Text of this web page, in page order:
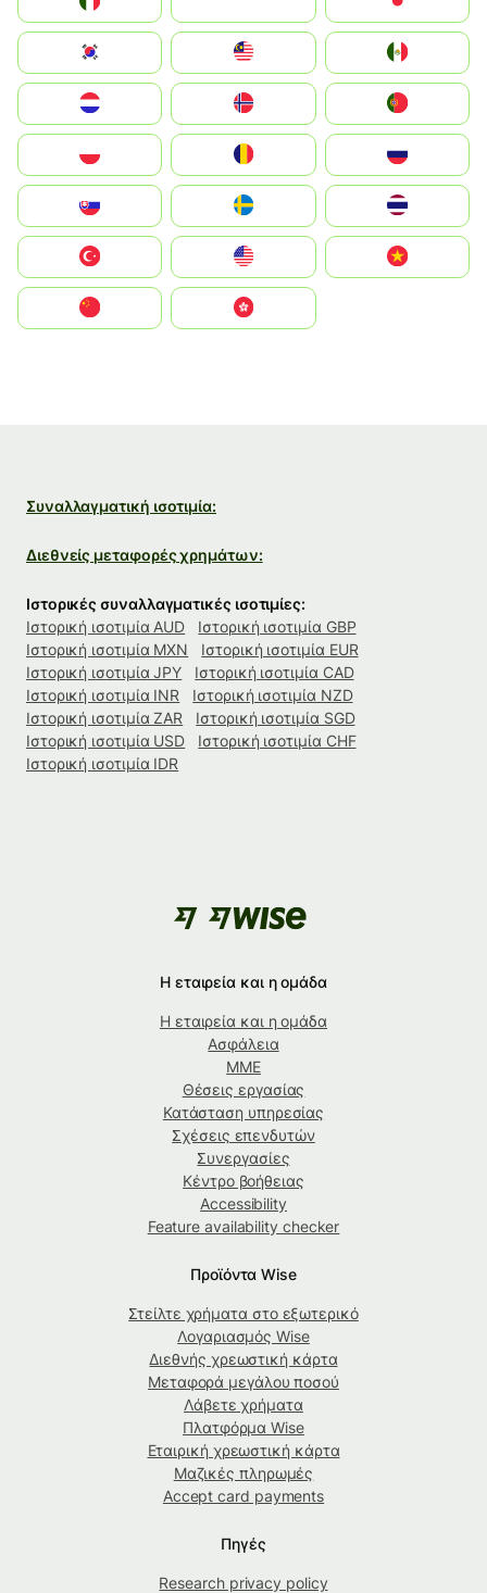
South Korea
United States
中國香港特別行政區
Συναλλαγματική ισοτιμία:
Διεθνείς μεταφορές χρημάτων:
Ιστορικές συναλλαγματικές ισοτιμίες:
Ιστορική ισοτιμία AUD
Ιστορική ισοτιμία GBP
Ιστορική ισοτιμία MXN
Ιστορική ισοτιμία EUR
Ιστορική ισοτιμία JPY
Ιστορική ισοτιμία CAD
Ιστορική ισοτιμία INR
Ιστορική ισοτιμία NZD
Ιστορική ισοτιμία ZAR
Ιστορική ισοτιμία SGD
Ιστορική ισοτιμία USD
Ιστορική ισοτιμία CHF
Ιστορική ισοτιμία IDR
Η εταιρεία και η ομάδα
Η εταιρεία και η ομάδα
Ασφάλεια
ΜΜΕ
Θέσεις εργασίας
Κατάσταση υπηρεσίας
Σχέσεις επενδυτών
Συνεργασίες
Κέντρο βοήθειας
Accessibility
Feature availability checker
Προϊόντα Wise
Στείλτε χρήματα στο εξωτερικό
Λογαριασμός Wise
Διεθνής χρεωστική κάρτα
Μεταφορά μεγάλου ποσού
Λάβετε χρήματα
Πλατφόρμα Wise
Εταιρική χρεωστική κάρτα
Μαζικές πληρωμές
Accept card payments
Πηγές
Research privacy policy